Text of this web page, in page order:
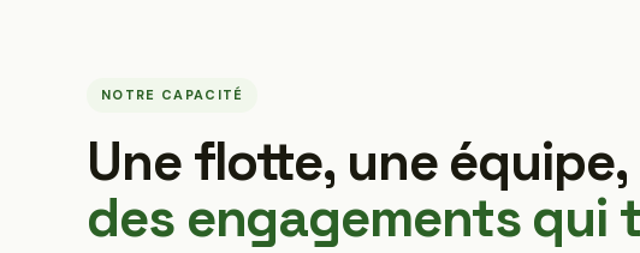
NOTRE CAPACITÉ
Une flotte, une équipe,
des engagements qui